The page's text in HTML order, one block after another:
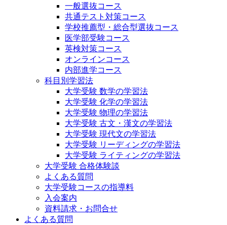
一般選抜コース
共通テスト対策コース
学校推薦型・総合型選抜コース
医学部受験コース
英検対策コース
オンラインコース
内部進学コース
科目別学習法
大学受験 数学の学習法
大学受験 化学の学習法
大学受験 物理の学習法
大学受験 古文・漢文の学習法
大学受験 現代文の学習法
大学受験 リーディングの学習法
大学受験 ライティングの学習法
大学受験 合格体験談
よくある質問
大学受験コースの指導料
入会案内
資料請求・お問合せ
よくある質問